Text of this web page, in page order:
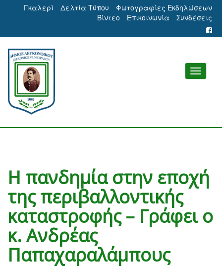
Γκαλερί Δελτία Τύπου
Φωτογραφίες Εκδηλώσεων
Βίντεο
Επικοινωνία Συνδέσεις
Η πανδημία στην εποχή
της περιβαλλοντικής
καταστροφής – Γράφει ο
κ. Ανδρέας
Παπαχαραλάμπους